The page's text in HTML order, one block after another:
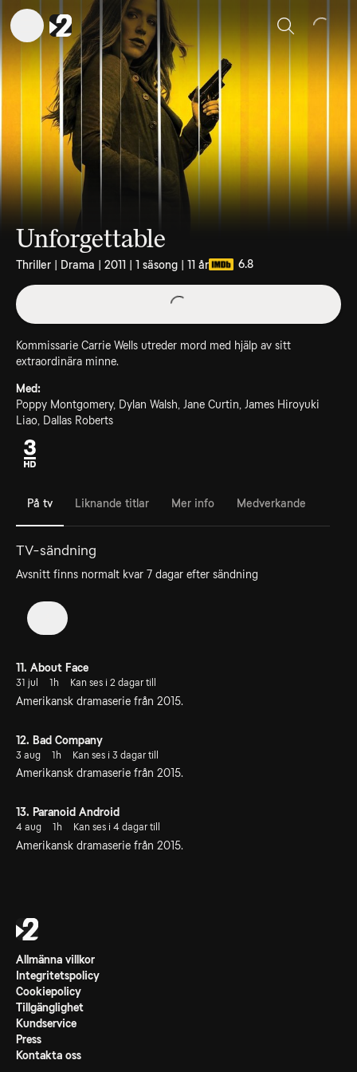
Sök
Unforgettable
Thriller | Drama | 2011 | 1 säsong | 11 år 6.8
Kommissarie Carrie Wells utreder mord med hjälp av sitt
extraordinära minne.
Med:
Poppy Montgomery, Dylan Walsh, Jane Curtin, James Hiroyuki
Liao, Dallas Roberts
På tv Liknande titlar Mer info Medverkande
TV-sändning
Avsnitt finns normalt kvar 7 dagar efter sändning
11. About Face
31 jul 1h Kan ses i 2 dagar till
Amerikansk dramaserie från 2015.
12. Bad Company
3 aug 1h Kan ses i 3 dagar till
Amerikansk dramaserie från 2015.
13. Paranoid Android
4 aug 1h Kan ses i 4 dagar till
Amerikansk dramaserie från 2015.
Allmänna villkor
Integritetspolicy
Cookiepolicy
Tillgänglighet
Kundservice
Press
Kontakta oss